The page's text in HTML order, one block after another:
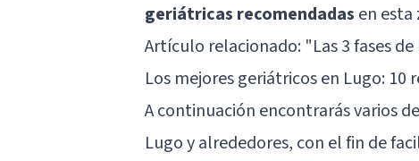
geriátricas recomendadas en esta
Artículo relacionado: "Las 3 fases
Los mejores geriátricos en Lugo: 10
A continuación encontrarás varios
Lugo y alrededores, con el fin de